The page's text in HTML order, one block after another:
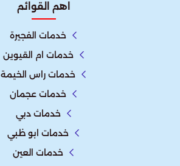
اهم القوائم
خدمات الفجيرة
خدمات ام القيوين
خدمات راس الخيمة
خدمات عجمان
خدمات دبي
خدمات ابو ظبي
خدمات العين